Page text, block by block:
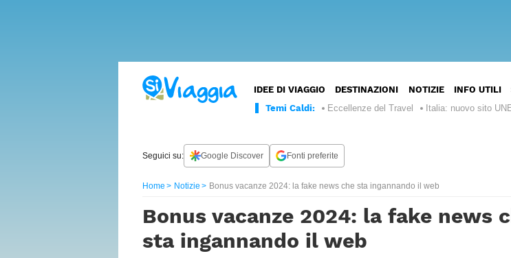
IDEE DI VIAGGIO
Cammini
Vacanze
per
famiglie
DESTINAZIONI
Europa
Italia
Canada
Messico
Bahamas
America
Brasile
Perù
Asia
Giappone
NOTIZIE INFO UTILI
LUOGHI
FILM
LUSSO
CURIOSITÀ
WANDERLUST
INTERVISTE
ESPERTI
I
SPECIALI
CONTATTI
Temi Caldi: Eccellenze del Travel Italia: nuovo sito
Seguici su: Google Discover Fonti preferite
Home Notizie Bonus vacanze 2024: la fake news che sta ingannando il web
Bonus vacanze 2024: la fake news
sta ingannando il web